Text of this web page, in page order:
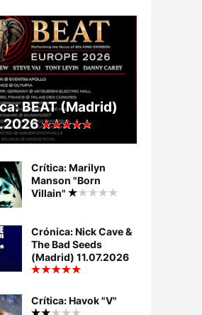
BEAT (Madrid)
Crítica: Marilyn
Manson "Born
Villain"
Crónica: Nick Cave &
The Bad Seeds
(Madrid) 11.07.2026
Crítica: Havok "V"